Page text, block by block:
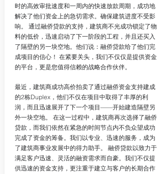
时的高效审批速度和一周内的快速放款周期，成功地
解决了他们资金上的急切需求。确保建筑进度不受影
响。 通过融侨贷款的支持，建筑商不光成功锁定了物
料的低价，迅速启动了下一阶段的工程，并且还买入
了隔壁的另一块空地。他们说：融侨贷款给了他们完
成项目的信心！ 在紧要关头，我们不仅仅是提供资金
的平台，更是您值得信赖的战略合作伙伴。
最近，建筑商成功高价拍卖了通过融侨资金支持建成
的2栋Duplex，他们不仅在项目中取得了丰厚的利
润，而且迅速展开了下一个项目——开始建造隔壁另
外一块空地。 在这一过程中，建筑商再次选择了融侨
贷款，而我们依然在紧急的时间节点内不负众望成功
完成了资金的筹备。我们以专业、迅速的服务，成为
了建筑商事业发展中的得力助手。 融侨贷款以致力于
满足客户迅速、灵活的融资需求而自豪。我们不仅提
供迅速的资金支持，更注重于建立与客户的长期合作